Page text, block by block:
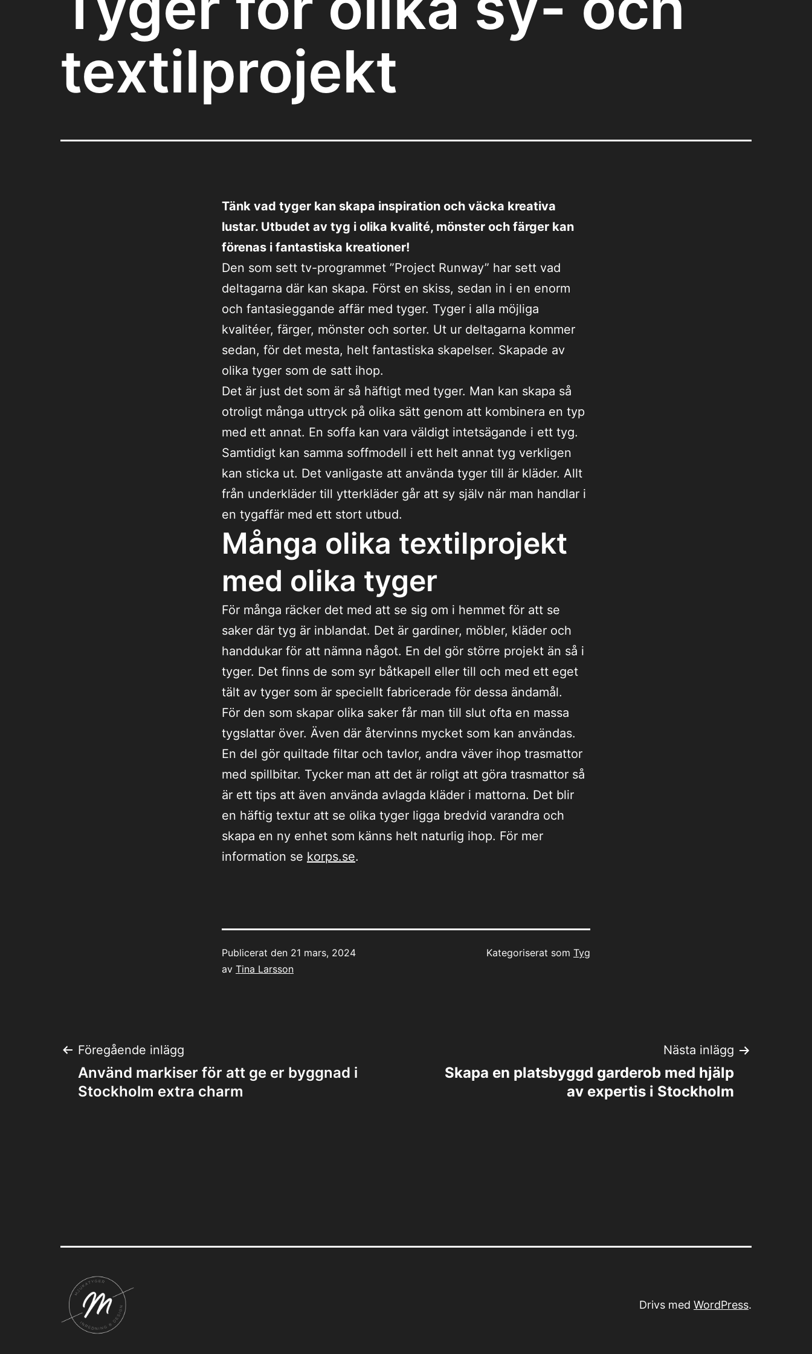
textilprojekt
Tänk vad tyger kan skapa inspiration och väcka kreativa
lustar. Utbudet av tyg i olika kvalité, mönster och färger kan
förenas i fantastiska kreationer!
Den som sett tv-programmet ”Project Runway” har sett vad
deltagarna där kan skapa. Först en skiss, sedan in i en enorm
och fantasieggande affär med tyger. Tyger i alla möjliga
kvalitéer, färger, mönster och sorter. Ut ur deltagarna kommer
sedan, för det mesta, helt fantastiska skapelser. Skapade av
olika tyger som de satt ihop.
Det är just det som är så häftigt med tyger. Man kan skapa så
otroligt många uttryck på olika sätt genom att kombinera en typ
med ett annat. En soffa kan vara väldigt intetsägande i ett tyg.
Samtidigt kan samma soffmodell i ett helt annat tyg verkligen
kan sticka ut. Det vanligaste att använda tyger till är kläder. Allt
från underkläder till ytterkläder går att sy själv när man handlar i
en tygaffär med ett stort utbud.
Många olika textilprojekt
med olika tyger
För många räcker det med att se sig om i hemmet för att se
saker där tyg är inblandat. Det är gardiner, möbler, kläder och
handdukar för att nämna något. En del gör större projekt än så i
tyger. Det finns de som syr båtkapell eller till och med ett eget
tält av tyger som är speciellt fabricerade för dessa ändamål.
För den som skapar olika saker får man till slut ofta en massa
tygslattar över. Även där återvinns mycket som kan användas.
En del gör quiltade filtar och tavlor, andra väver ihop trasmattor
med spillbitar. Tycker man att det är roligt att göra trasmattor så
är ett tips att även använda avlagda kläder i mattorna. Det blir
en häftig textur att se olika tyger ligga bredvid varandra och
skapa en ny enhet som känns helt naturlig ihop. För mer
information se korps.se.
Publicerat den 21 mars, 2024
av Tina Larsson
Kategoriserat som Tyg
Inläggsnavigering
Föregående inlägg
Använd markiser för att ge er byggnad i
Stockholm extra charm
Nästa inlägg
Skapa en platsbyggd garderob med hjälp
av expertis i Stockholm
Drivs med WordPress.